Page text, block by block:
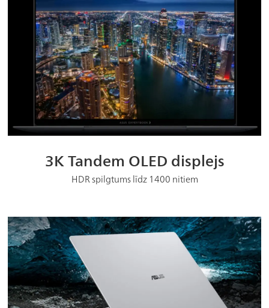
3K Tandem OLED displejs
HDR spilgtums līdz 1400 nitiem